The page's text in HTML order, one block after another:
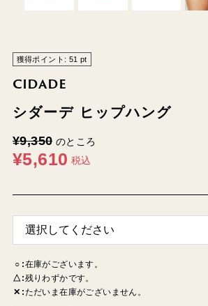
獲得ポイント: 51 pt
CIDADE
シダーデ ヒップハング
¥9,350 のところ
¥5,610 税込
○ 在庫がございます。
△ 残りわずかです。
✕ ただいま在庫がございません。